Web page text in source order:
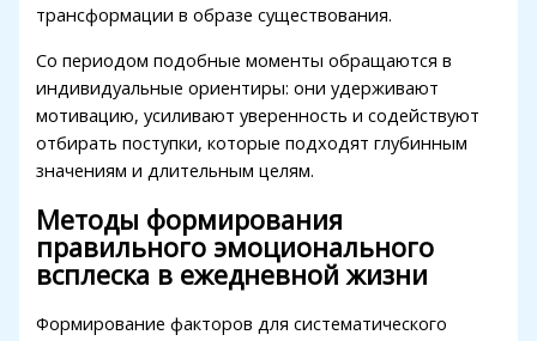
трансформации в образе существования.
Со периодом подобные моменты обращаются в
индивидуальные ориентиры: они удерживают
мотивацию, усиливают уверенность и содействуют
отбирать поступки, которые подходят глубинным
значениям и длительным целям.
Методы формирования
правильного эмоционального
всплеска в ежедневной жизни
Формирование факторов для систематического